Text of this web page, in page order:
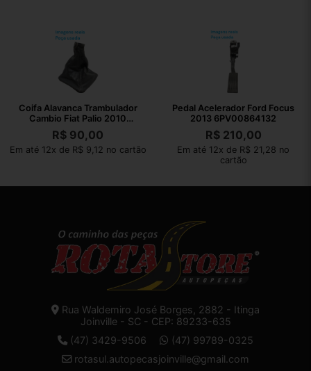
Coifa Alavanca Trambulador
Cambio Fiat Palio 2010
1001731010
R$ 90,00
Em até 12x de R$ 9,12 no cartão
Pedal Acelerador Ford Focus
2013 6PV00864132
R$210,00
Em até 12x de R$ 21,28 no
cartão
Rua Waldemiro José Borges, 2882 - Itinga
Joinville - SC - CEP: 89233-635
(47) 3429-9506
(47) 99789-0325
rotasul.autopecasjoinville@gmail.com